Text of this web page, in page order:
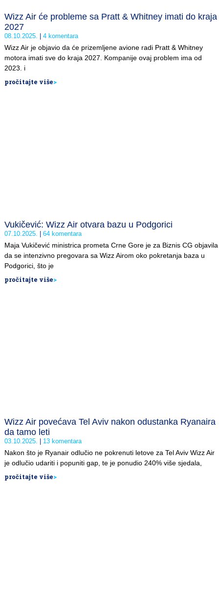
Wizz Air će probleme sa Pratt & Whitney imati do kraja
2027
08.10.2025. 4 komentara
Wizz Air je objavio da će prizemljene avione radi Pratt & Whitney
motora imati sve do kraja 2027. Kompanije ovaj problem ima od
2023. i
pročitajte više>
Vukičević: Wizz Air otvara bazu u Podgorici
07.10.2025. 64 komentara
Maja Vukičević ministrica prometa Crne Gore je za Biznis CG objavila
da se intenzivno pregovara sa Wizz Airom oko pokretanja baza u
Podgorici, što je
pročitajte više>
Wizz Air povećava Tel Aviv nakon odustanka Ryanaira
da tamo leti
03.10.2025. 13 komentara
Nakon što je Ryanair odlučio ne pokrenuti letove za Tel Aviv Wizz Air
je odlučio udariti i popuniti gap, te je ponudio 240% više sjedala,
pročitajte više>